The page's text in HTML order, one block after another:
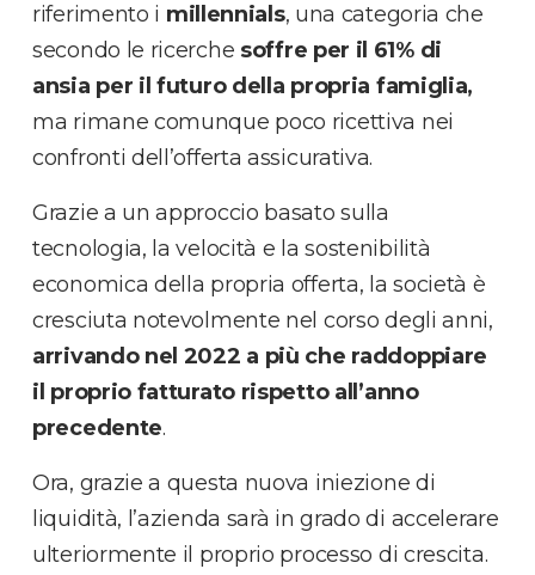
riferimento i millennials, una categoria che
secondo le ricerche soffre per il 61% di
ansia per il futuro della propria famiglia,
ma rimane comunque poco ricettiva nei
confronti dell’offerta assicurativa.
Grazie a un approccio basato sulla
tecnologia, la velocità e la sostenibilità
economica della propria offerta, la società è
cresciuta notevolmente nel corso degli anni,
arrivando nel 2022 a più che raddoppiare
il proprio fatturato rispetto all’anno
precedente.
Ora, grazie a questa nuova iniezione di
liquidità, l’azienda sarà in grado di accelerare
ulteriormente il proprio processo di crescita.